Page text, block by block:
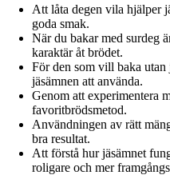
Att låta degen vila hjälper
goda smak.
När du bakar med surdeg
karaktär åt brödet.
För den som vill baka utan
jäsämnen att använda.
Genom att experimentera
favoritbrödsmetod.
Användningen av rätt
bra resultat.
Att förstå hur jäsämnet
roligare och mer